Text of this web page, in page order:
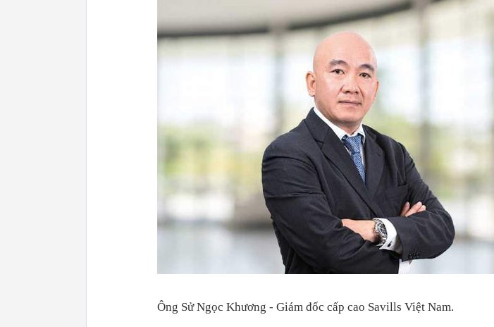
Ông Sử Ngọc Khương - Giám đốc cấp cao Savills Việt Nam.